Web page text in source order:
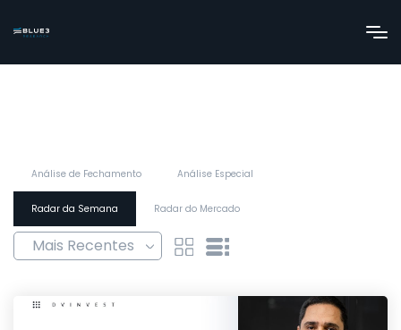
Análise de Fechamento Análise Especial
Radar da Semana Radar do Mercado